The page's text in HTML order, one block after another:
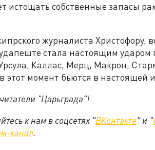
истощать собственные запасы
журналиста
стала настоящим ударом
Каллас, Мерц, Макрон,
этот момент бьются в настоящей
"Царьграда"!
к нам в соцсетях "ВКонтакте" и "
канал.